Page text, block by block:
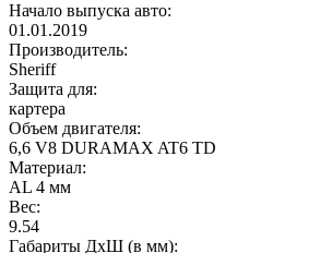
Начало выпуска авто:
01.01.2019
Производитель:
Sheriff
Защита для:
картера
Объем двигателя:
6,6 V8 DURAMAX AT6 TD
Материал:
AL 4 мм
Вес:
9.54
Габариты ДхШ (в мм):